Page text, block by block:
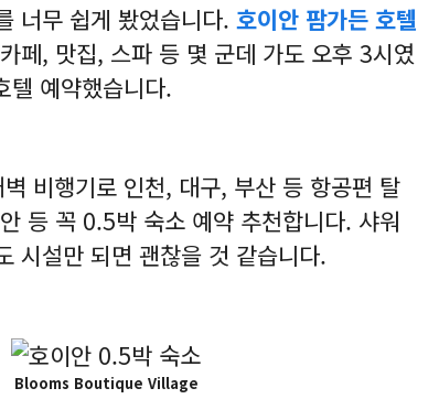
너무 쉽게 봤었습니다. 호이안 팜가든 호텔
페, 맛집, 스파 등 몇 군데 가도 오후 3시였
텔 예약했습니다.
비행기로 인천, 대구, 부산 등 항공편 탈
등 꼭 0.5박 숙소 예약 추천합니다. 샤워
시설만 되면 괜찮을 것 같습니다.
Blooms Boutique Village